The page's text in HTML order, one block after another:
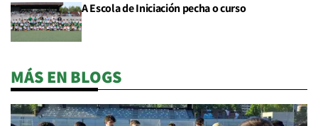
A Escola de Iniciación pecha o curso
MÁS EN BLOGS